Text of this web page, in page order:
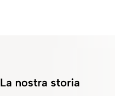
La nostra storia